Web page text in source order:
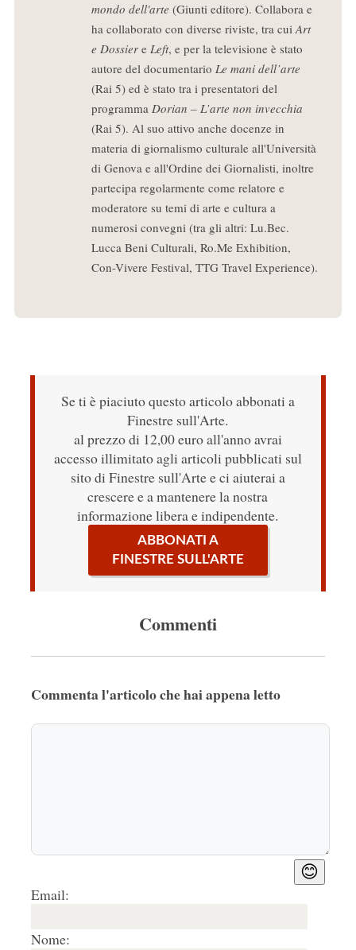
mondo dell'arte (Giunti editore). Collabora e
ha collaborato con diverse riviste, tra cuiArt
e Dossiere Left, e per la televisione è stato
autore del documentario Le mani dell’arte
(Rai 5) ed è stato tra i presentatori del
programma Dorian – L’arte non invecchia
(Rai 5). Al suo attivo anche docenze in
materia di giornalismo culturale all'Università
di Genova e all'Ordine dei Giornalisti, inoltre
partecipa regolarmente come relatore e
moderatore su temi di arte e cultura a
numerosi convegni (tra gli altri: Lu.Bec.
Lucca Beni Culturali, Ro.Me Exhibition,
Con-Vivere Festival, TTG Travel Experience).
Se ti è piaciuto questo articolo abbonati a
Finestre sull'Arte.
al prezzo di 12,00 euro all'anno avrai
accesso illimitato agli articoli pubblicati sul
sito di Finestre sull'Arte e ci aiuterai a
crescere e a mantenere la nostra
informazione libera e indipendente.
ABBONATI A
FINESTRE SULL'ARTE
Commenti
Commenta l'articolo che hai appena letto
😊
Email:
Nome: